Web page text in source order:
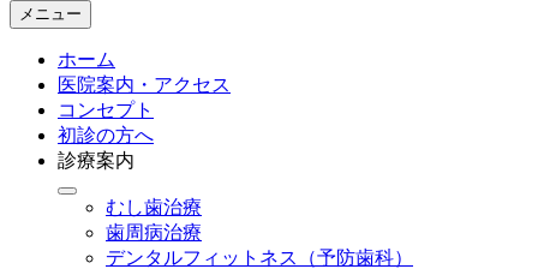
メニュー
ホーム
医院案内・アクセス
コンセプト
初診の方へ
診療案内
むし歯治療
歯周病治療
デンタルフィットネス
（予防歯科）